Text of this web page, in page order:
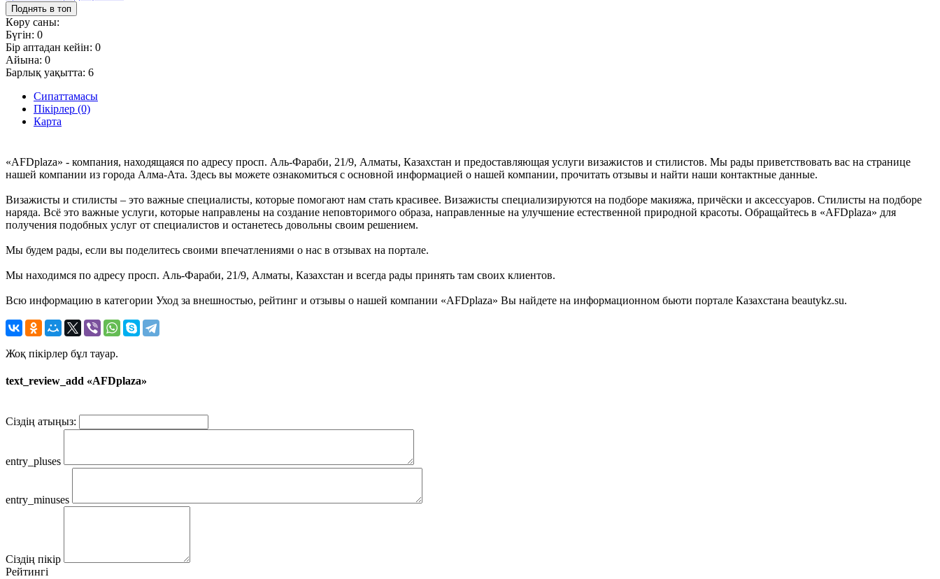
Поднять в топ
Көру саны:
Бүгін: 0
Бір аптадан кейін: 0
Айына: 0
Барлық уақытта: 6
Сипаттамасы
Пікірлер (0)
Карта
«AFDplaza» - компания, находящаяся по адресу просп. Аль-Фараби, 21/9, Алматы, Казахстан и предоставляющая услуги визажистов и стилистов. Мы рады приветствовать вас на странице
нашей компании из города Алма-Ата. Здесь вы можете ознакомиться с основной информацией о нашей компании, прочитать отзывы и найти наши контактные данные.
Визажисты и стилисты – это важные специалисты, которые помогают нам стать красивее. Визажисты специализируются на подборе макияжа, причёски и аксессуаров. Стилисты на подборе
наряда. Всё это важные услуги, которые направлены на создание неповторимого образа, направленные на улучшение естественной природной красоты. Обращайтесь в «AFDplaza» для
получения подобных услуг от специалистов и останетесь довольны своим решением.
Мы будем рады, если вы поделитесь своими впечатлениями о нас в отзывах на портале.
Мы находимся по адресу просп. Аль-Фараби, 21/9, Алматы, Казахстан и всегда рады принять там своих клиентов.
Всю информацию в категории Уход за внешностью, рейтинг и отзывы о нашей компании «AFDplaza» Вы найдете на информационном бьюти портале Казахстана beautykz.su.
Жоқ пікірлер бұл тауар.
text_review_add «AFDplaza»
Сіздің атыңыз:
entry_pluses
entry_minuses
Сіздің пікір
Рейтингі